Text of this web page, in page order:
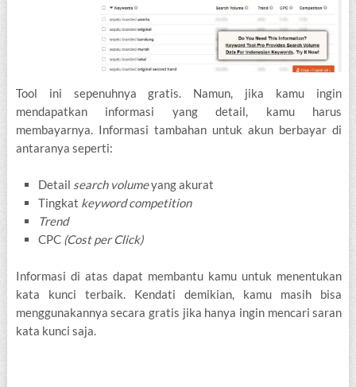
Tool ini sepenuhnya gratis. Namun, jika kamu ingin
mendapatkan informasi yang detail, kamu harus
membayarnya. Informasi tambahan untuk akun berbayar di
antaranya seperti:
Detail search volumeyang akurat
Tingkat keyword competition
Trend
CPC (Cost per Click)
Informasi di atas dapat membantu kamu untuk menentukan
kata kunci terbaik. Kendati demikian, kamu masih bisa
menggunakannya secara gratis jika hanya ingin mencari saran
kata kunci saja.